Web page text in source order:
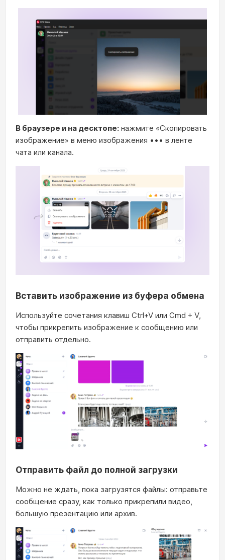
В браузере и на десктопе: нажмите «Скопировать
изображение» в меню изображения ••• в ленте
чата или канала.
Вставить изображение из буфера обмена
Используйте сочетания клавиш Ctrl+V или Cmd + V,
чтобы прикрепить изображение к сообщению или
отправить отдельно.
Отправить файл до полной загрузки
Можно не ждать, пока загрузятся файлы: отправьте
сообщение сразу, как только прикрепили видео,
большую презентацию или архив.